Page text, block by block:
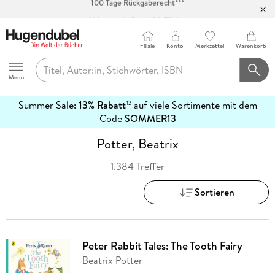
Abholung in über 100 Filialen
Hugendubel
Menu
Filiale Konto Merkzettel Warenkorb
Summer Sale: 13% Rabatt12auf viele Sortimente mit dem
CodeSOMMER13
erfahren
Potter, Beatrix
1.384 Treffer
Sortieren
Peter Rabbit Tales: The Tooth Fairy
Beatrix Potter